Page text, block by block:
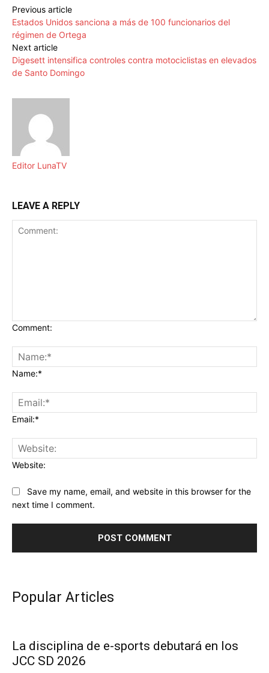
Previous article
Estados Unidos sanciona a más de 100 funcionarios del
régimen de Ortega
Next article
Digesett intensifica controles contra motociclistas en elevados
de Santo Domingo
Editor LunaTV
LEAVE A REPLY
Comment:
Name:*
Email:*
Website:
Save my name, email, and website in this browser for the
next time I comment.
Popular Articles
La disciplina de e-sports debutará en los
JCC SD 2026